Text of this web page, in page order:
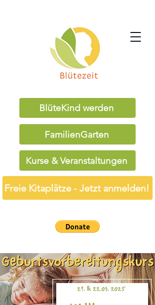
BlüteKind werden
FamilienGarten
Kurse & Veranstaltungen
Freie Kitaplätze - Jetzt anmelden!